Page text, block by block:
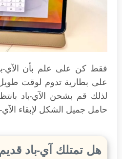
فقط كن على علم بأن الآي-
على بطارية تدوم لوقت
لذلك قم بشحن الآي-باد
حامل جميل الشكل لإبقاء
هل تمتلك آي-باد